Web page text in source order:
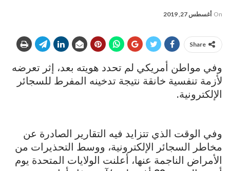
On أغسطس 27, 2019
Share
وفي مواطن أمريكي لم تحدد هويته بعد، إثر تعرضه
لأزمة تنفسية خانقة نتيجة تدخينه المفرط للسجائر
الإلكترونية.
وفي الوقت الذي تتزايد فيه التقارير الصادرة عن
مخاطر السجائر الإلكترونية، ووسط التحذيرات من
الأمراض الناجمة عنها، أعلنت الولايات المتحدة يوم